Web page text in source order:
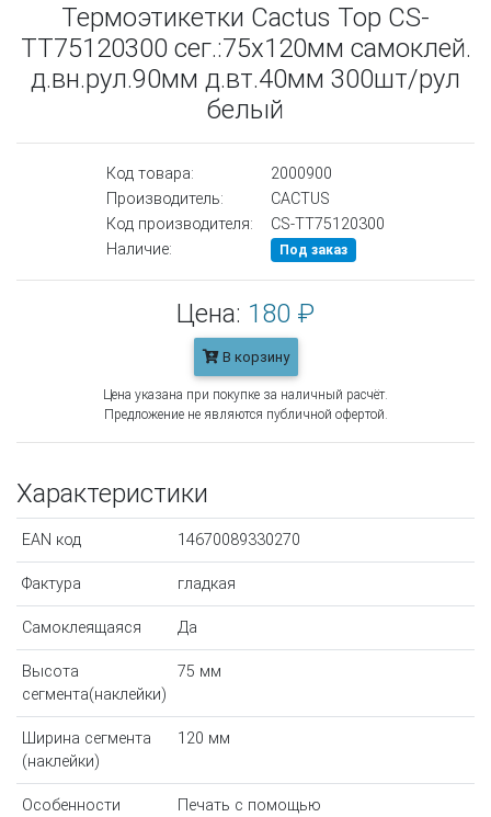
Термоэтикетки Cactus Top CS-
TT75120300 сег.:75x120мм самоклей.
д.вн.рул.90мм д.вт.40мм 300шт/рул
белый
Код товара:
2000900
Производитель:
CACTUS
Код производителя:
CS-TT75120300
Наличие:
Под заказ
Цена: 180 ₽
В корзину
Цена указана при покупке за наличный расчёт.
Предложение не являются публичной офертой.
Характеристики
EAN код 14670089330270
Фактура гладкая
Самоклеящаяся Да
Высота
сегмента(наклейки)
75 мм
Ширина сегмента
(наклейки)
120 мм
Особенности
Печать с помощью